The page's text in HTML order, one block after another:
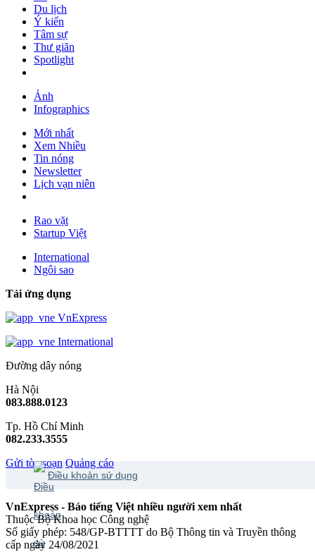
Du lịch
Ý kiến
Tâm sự
Thư giãn
Spotlight
Ảnh
Infographics
Mới nhất
Xem Nhiều
Tin nóng
Newsletter
Lịch vạn niên
Rao vặt
Startup Việt
International
Ngôi sao
Tải ứng dụng
VnExpress
International
Đường dây nóng
Hà Nội
083.888.0123
Tp. Hồ Chí Minh
082.233.3555
Gửi tòa soạn Quảng cáo
Điều khoản sử dụng
VnExpress - Báo tiếng Việt nhiều người xem nhất
Thuộc Bộ Khoa học Công nghệ
Số giấy phép: 548/GP-BTTTT do Bộ Thông tin và Truyền thông
cấp ngày 24/08/2021